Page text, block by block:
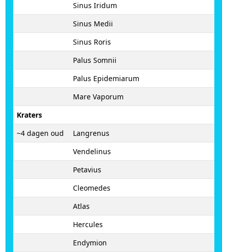
Sinus Iridum
Sinus Medii
Sinus Roris
Palus Somnii
Palus Epidemiarum
Mare Vaporum
Kraters
~4 dagen oud
Langrenus
Vendelinus
Petavius
Cleomedes
Atlas
Hercules
Endymion